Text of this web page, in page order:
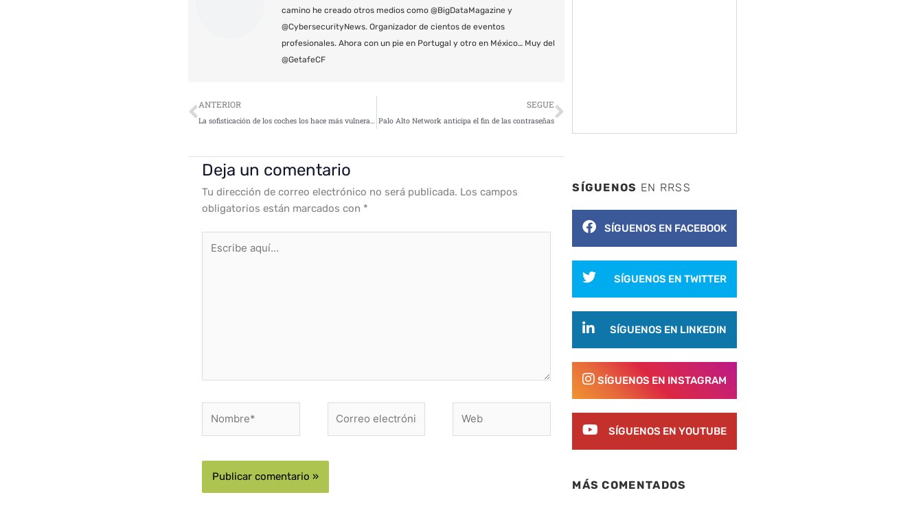
camino he creado otros medios como @BigDataMagazine y
@CybersecurityNews. Organizador de cientos de eventos
profesionales. Ahora con un pie en Portugal y otro en México… Muy del
@GetafeCF
Ant
ANTERIOR SEGUE
Palo Alto Network anticipa el fin de las contraseñas
Siguiente
Deja un comentario
Tu dirección de correo electrónico no será publicada. Los campos
obligatorios están marcados con *
aquí...
electrónico*
SÍGUENOS EN RRSS
SÍGUENOS EN FACEBOOK
SÍGUENOS EN TWITTER
SÍGUENOS EN LINKEDIN
SÍGUENOS EN INSTAGRAM
SÍGUENOS EN YOUTUBE
MÁS COMENTADOS